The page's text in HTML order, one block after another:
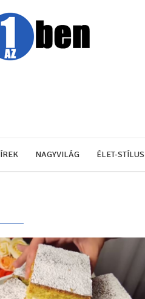
NAGYVILÁG ÉLET-STÍLUS